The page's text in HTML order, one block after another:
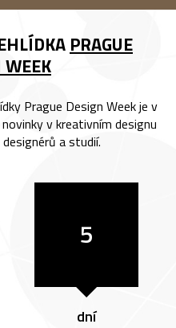
PRAGUE
WEEK
Prague Design Week je v
v kreativním designu
a studií.
5
dní